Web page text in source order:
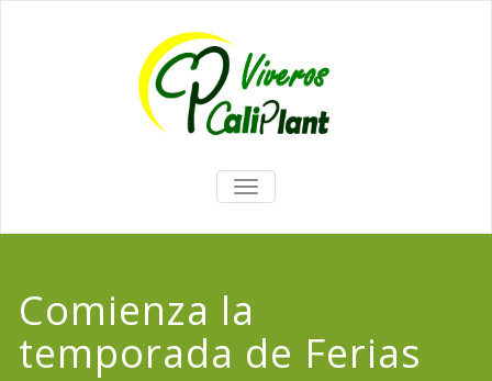
TOGGLE
NAVIGATION
Comienza la
temporada de Ferias